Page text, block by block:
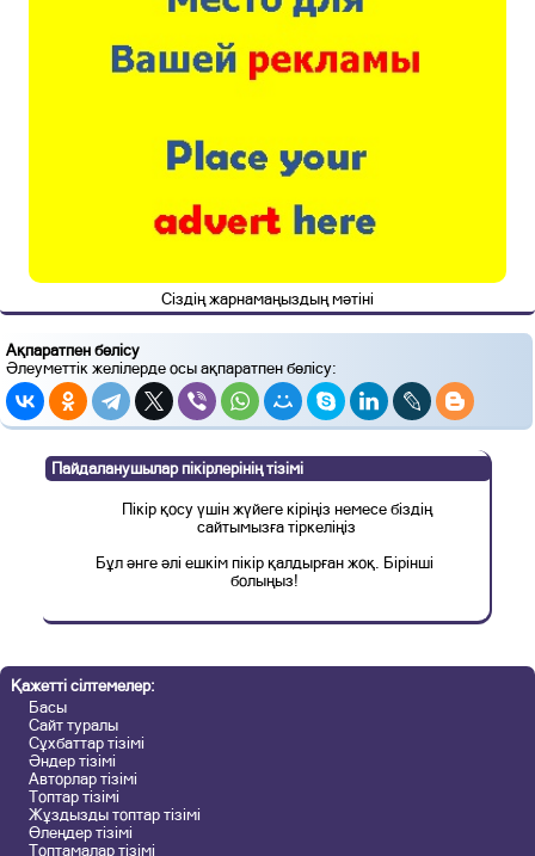
Сіздің жарнамаңыздың мәтіні
Ақпаратпен бөлісу
Әлеуметтік желілерде осы ақпаратпен бөлісу:
Пайдаланушылар пікірлерінің тізімі
Пікір қосу үшін жүйеге кіріңіз немесе біздің
сайтымызға тіркеліңіз
Бұл әнге әлі ешкім пікір қалдырған жоқ. Бірінші
болыңыз!
Қажетті сілтемелер:
Басы
Сайт туралы
Сұхбаттар тізімі
Әндер тізімі
Авторлар тізімі
Топтар тізімі
Жұздызды топтар тізімі
Өлеңдер тізімі
Топтамалар тізімі